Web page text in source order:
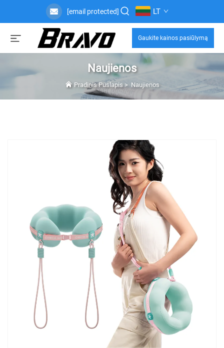
[email protected] LT
Gaukite kainos pasiūlymą
Naujienos
Pradinis Puslapis> Naujienos